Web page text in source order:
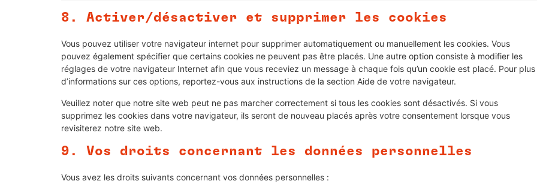
8. Activer/désactiver et supprimer les cookies
Vous pouvez utiliser votre navigateur internet pour supprimer automatiquement ou manuellement les cookies. Vous
pouvez également spécifier que certains cookies ne peuvent pas être placés. Une autre option consiste à modifier les
réglages de votre navigateur Internet afin que vous receviez un message à chaque fois qu’un cookie est placé. Pour plus
d’informations sur ces options, reportez-vous aux instructions de la section Aide de votre navigateur.
Veuillez noter que notre site web peut ne pas marcher correctement si tous les cookies sont désactivés. Si vous
supprimez les cookies dans votre navigateur, ils seront de nouveau placés après votre consentement lorsque vous
revisiterez notre site web.
9. Vos droits concernant les données personnelles
Vous avez les droits suivants concernant vos données personnelles :